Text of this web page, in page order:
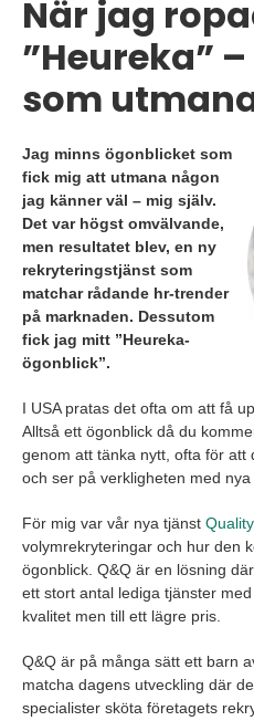
När jag
”Heureka”
som
Jag minns ögonblicket som
fick mig att utmana någon
jag känner väl – mig själv.
Det var högst omvälvande,
men resultatet blev, en ny
rekryteringstjänst som
matchar rådande hr-trender
på marknaden. Dessutom
fick jag mitt ”Heureka-
ögonblick”.
I USA pratas det ofta om att få
Alltså ett ögonblick då du
genom att tänka nytt, ofta för att
och ser på verkligheten med nya
För mig var vår nya tjänst
volymrekryteringar och hur den
ögonblick. Q&Q är en lösning
ett stort antal lediga tjänster
kvalitet men till ett lägre pris.
Q&Q är på många sätt ett barn
matcha dagens utveckling där
specialister sköta företagets